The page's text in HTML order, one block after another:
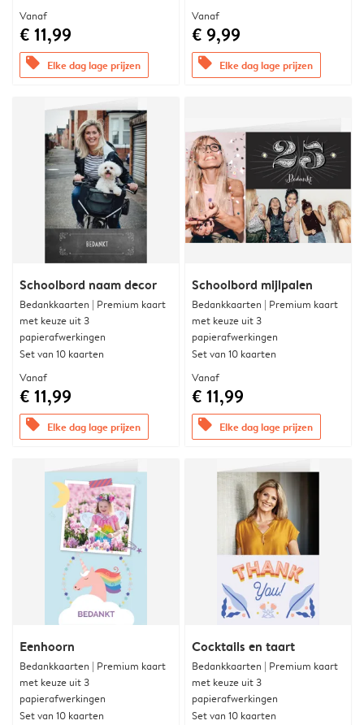
Vanaf
€ 11,99
offers Elke dag lage prijzen
Vanaf
€ 9,99
offers Elke dag lage prijzen
Schoolbord naam decor
Bedankkaarten | Premium kaart
met keuze uit 3
papierafwerkingen
Set van 10 kaarten
Vanaf
€ 11,99
offers Elke dag lage prijzen
Schoolbord mijlpalen
Bedankkaarten | Premium kaart
met keuze uit 3
papierafwerkingen
Set van 10 kaarten
Vanaf
€ 11,99
offers Elke dag lage prijzen
Eenhoorn
Bedankkaarten | Premium kaart
met keuze uit 3
papierafwerkingen
Set van 10 kaarten
Cocktails en taart
Bedankkaarten | Premium kaart
met keuze uit 3
papierafwerkingen
Set van 10 kaarten